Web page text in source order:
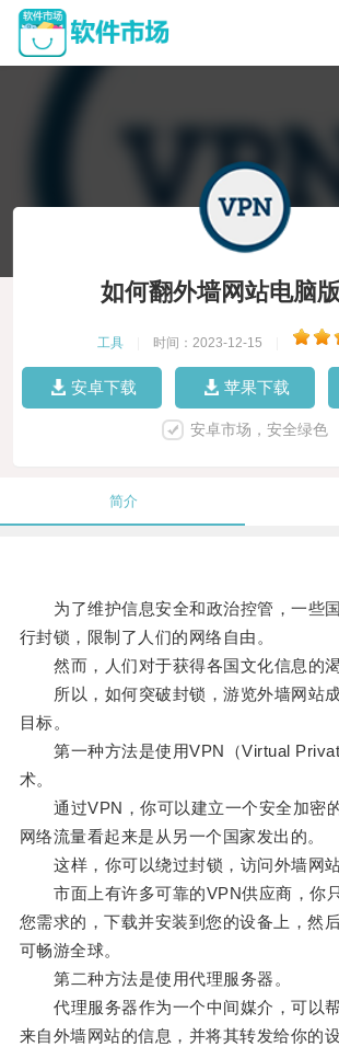
如何翻外墙网站电脑
工具 时间：2023-12-15
安卓下载 苹果下载
安卓市场，安全绿色
简介
为了维护信息安全和政治控管，一些
行封锁，限制了人们的网络自由。
然而，人们对于获得各国文化信息的渴
所以，如何突破封锁，游览外墙网站
目标。
第一种方法是使用VPN（Virtual
术。
通过VPN，你可以建立一个安全加密
网络流量看起来是从另一个国家发出的。
这样，你可以绕过封锁，访问外墙网站
市面上有许多可靠的VPN供应商，你
您需求的，下载并安装到您的设备上，然
可畅游全球。
第二种方法是使用代理服务器。
代理服务器作为一个中间媒介，可以
来自外墙网站的信息，并将其转发给你的